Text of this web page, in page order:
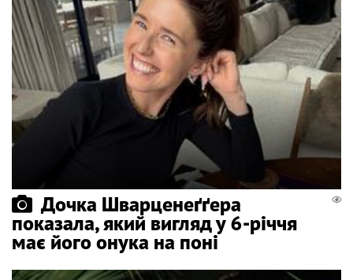
Дочка Шварценеґґера
показала, який вигляд у 6-річчя
має його онука на поні